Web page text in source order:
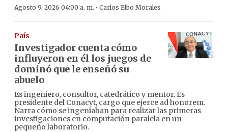
Agosto 9, 2026 04:00 a. m. · Carlos Elbo Morales
País
Investigador cuenta cómo
influyeron en él los juegos de
dominó que le enseñó su
abuelo
Es ingeniero, consultor, catedrático y mentor. Es
presidente del Conacyt, cargo que ejerce ad honorem.
Narra cómo se ingeniaban para realizar las primeras
investigaciones en computación paralela en un
pequeño laboratorio.